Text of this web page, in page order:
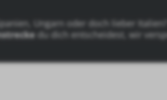
Ungarn oder doch lieber
du dich entscheidest, wir